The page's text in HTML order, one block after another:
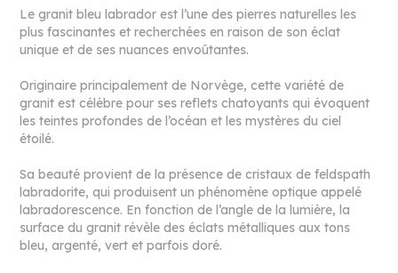
Le granit bleu labrador est l’une des pierres naturelles les
plus fascinantes et recherchées en raison de son éclat
unique et de ses nuances envoûtantes.
Originaire principalement de Norvège, cette variété de
granit est célèbre pour ses reflets chatoyants qui évoquent
les teintes profondes de l’océan et les mystères du ciel
étoilé.
Sa beauté provient de la présence de cristaux de feldspath
labradorite, qui produisent un phénomène optique appelé
labradorescence. En fonction de l’angle de la lumière, la
surface du granit révèle des éclats métalliques aux tons
bleu, argenté, vert et parfois doré.